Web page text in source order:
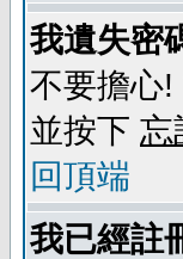
我遺失密
不要擔心
並按下 忘
回頂端
我已經註